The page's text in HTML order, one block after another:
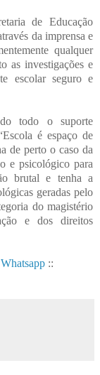
de Educação
da imprensa e
qualquer
as investigações e
escolar seguro e
todo o suporte
é espaço de
de perto o caso da
e psicológico para
brutal e tenha a
geradas pelo
do magistério
e dos direitos
::